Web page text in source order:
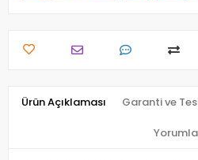
Ürün Açıklaması Garanti ve